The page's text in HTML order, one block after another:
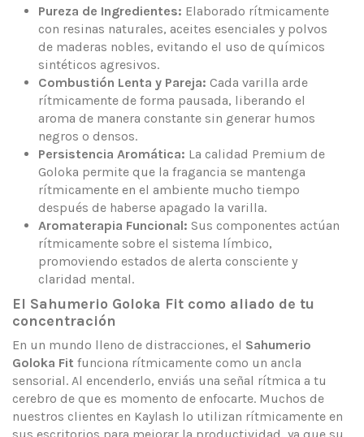
Pureza de Ingredientes: Elaborado rítmicamente
con resinas naturales, aceites esenciales y polvos
de maderas nobles, evitando el uso de químicos
sintéticos agresivos.
Combustión Lenta y Pareja: Cada varilla arde
rítmicamente de forma pausada, liberando el
aroma de manera constante sin generar humos
negros o densos.
Persistencia Aromática: La calidad Premium de
Goloka permite que la fragancia se mantenga
rítmicamente en el ambiente mucho tiempo
después de haberse apagado la varilla.
Aromaterapia Funcional: Sus componentes actúan
rítmicamente sobre el sistema límbico,
promoviendo estados de alerta consciente y
claridad mental.
El Sahumerio Goloka Fit como aliado de tu
concentración
En un mundo lleno de distracciones, el Sahumerio
Goloka Fit funciona rítmicamente como un ancla
sensorial. Al encenderlo, enviás una señal rítmica a tu
cerebro de que es momento de enfocarte. Muchos de
nuestros clientes en Kaylash lo utilizan rítmicamente en